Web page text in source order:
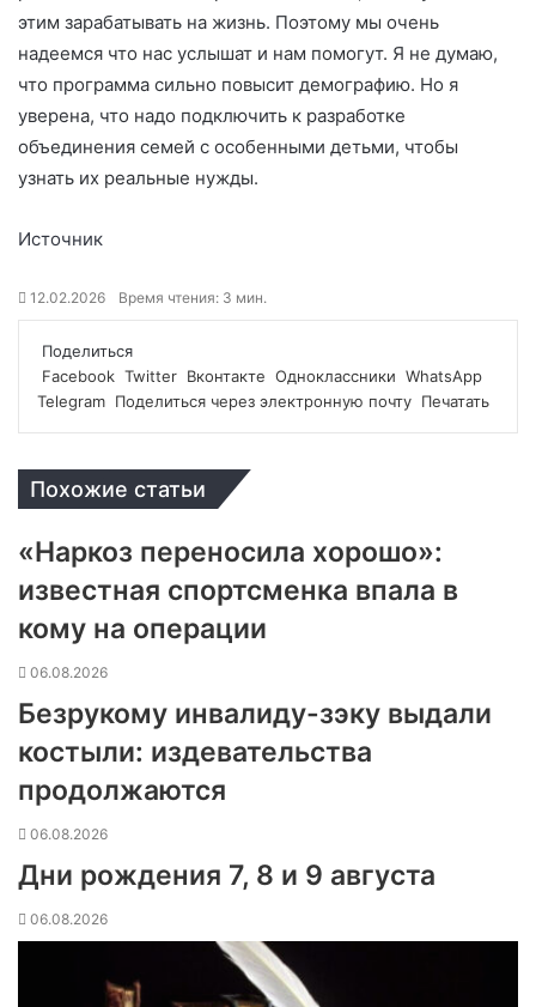
этим зарабатывать на жизнь. Поэтому мы очень
надеемся что нас услышат и нам помогут. Я не думаю,
что программа сильно повысит демографию. Но я
уверена, что надо подключить к разработке
объединения семей с особенными детьми, чтобы
узнать их реальные нужды.
Источник
12.02.2026 Время чтения: 3 мин.
Поделиться
Facebook Twitter Вконтакте Одноклассники WhatsApp
Telegram Поделиться через электронную почту Печатать
Похожие статьи
«Наркоз переносила хорошо»:
известная спортсменка впала в
кому на операции
06.08.2026
Безрукому инвалиду-зэку выдали
костыли: издевательства
продолжаются
06.08.2026
Дни рождения 7, 8 и 9 августа
06.08.2026